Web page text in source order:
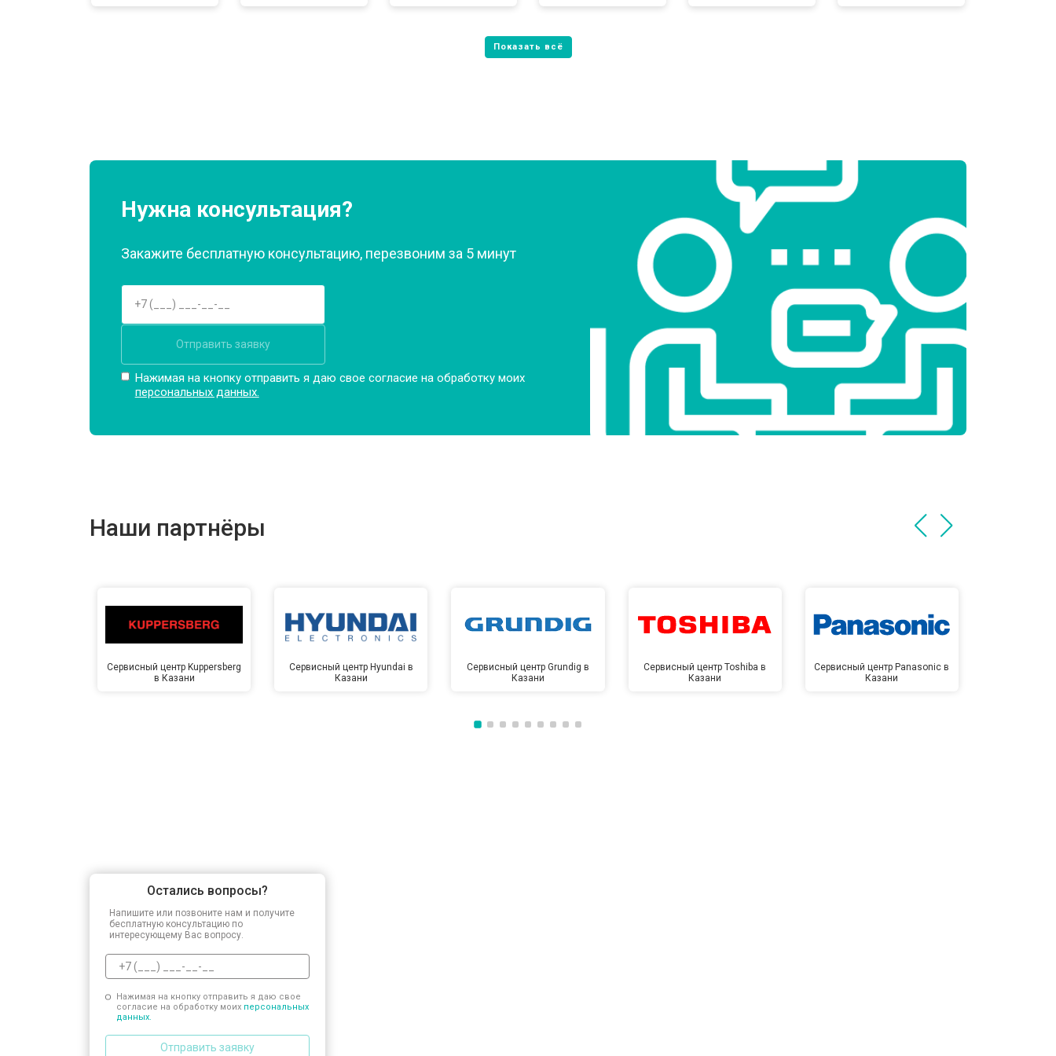
от 80 мин
Нужна консультация?
Закажите бесплатную консультацию, перезвоним за 5 минут
Отправить заявку
Нажимая на кнопку отправить я даю свое согласие на обработку моих
персональных данных.
Наши партнёры
Сервисный центр Kuppersberg
в Казани
Сервисный центр Hyundai в
Казани
Сервисный центр Grundig в
Казани
Сервисный центр Toshiba в
Казани
Сервисный центр Panasonic в
Казани
Остались вопросы?
Напишите или позвоните нам и получите
бесплатную консультацию по
интересующему Вас вопросу.
Нажимая на кнопку отправить я даю свое
согласие на обработку моих персональных
данных.
Отправить заявку